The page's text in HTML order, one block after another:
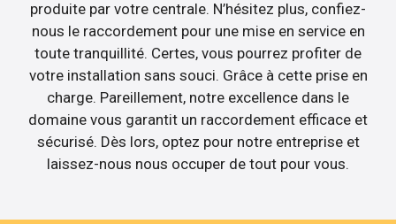
produite par votre centrale. N’hésitez plus, confiez-
nous le raccordement pour une mise en service en
toute tranquillité. Certes, vous pourrez profiter de
votre installation sans souci. Grâce à cette prise en
charge. Pareillement, notre excellence dans le
domaine vous garantit un raccordement efficace et
sécurisé. Dès lors, optez pour notre entreprise et
laissez-nous nous occuper de tout pour vous.